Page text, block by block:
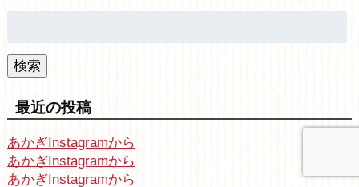
検索
最近の投稿
あかぎInstagramから
あかぎInstagramから
あかぎInstagramから